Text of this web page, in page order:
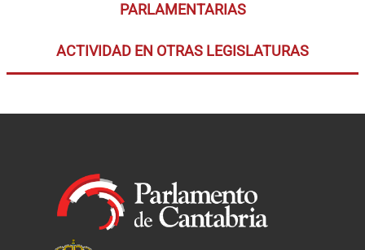
PARLAMENTARIAS
ACTIVIDAD EN OTRAS LEGISLATURAS